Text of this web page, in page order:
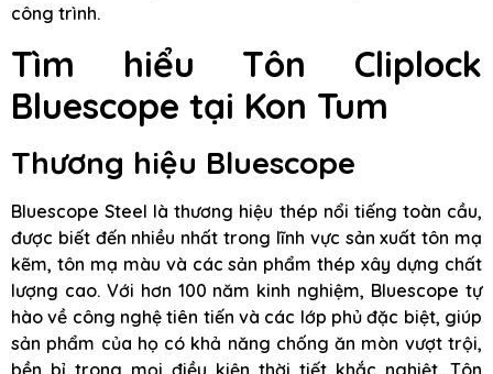
công trình.
Tìm hiểu Tôn Cliplock
Bluescope tại Kon Tum
Thương hiệu Bluescope
Bluescope Steel là thương hiệu thép nổi tiếng toàn cầu,
được biết đến nhiều nhất trong lĩnh vực sản xuất tôn mạ
kẽm, tôn mạ màu và các sản phẩm thép xây dựng chất
lượng cao. Với hơn 100 năm kinh nghiệm, Bluescope tự
hào về công nghệ tiên tiến và các lớp phủ đặc biệt, giúp
sản phẩm của họ có khả năng chống ăn mòn vượt trội,
bền bỉ trong mọi điều kiện thời tiết khắc nghiệt. Tôn